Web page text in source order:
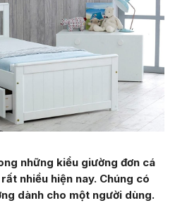
những kiểu giường đơn cá
nhiều hiện nay. Chúng có
dành cho một người dùng.